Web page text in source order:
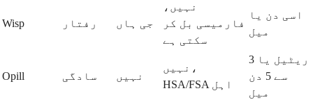
Wisp رفتار جی ہاں
نہیں،
فارمیسی بل کر
سکتی ہے
اسی دن یا
میل
Opill سادگی نہیں
نہیں،
HSA/FSA اہل
ریٹیل یا 3
سے 5 دن
میل